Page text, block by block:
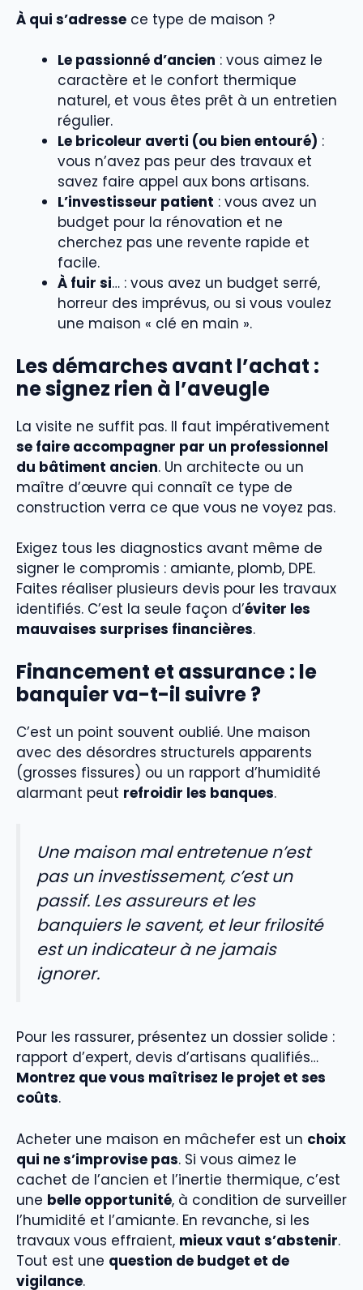
À qui s’adresse ce type de maison ?
Le passionné d’ancien : vous aimez le
caractère et le confort thermique
naturel, et vous êtes prêt à un entretien
régulier.
Le bricoleur averti (ou bien entouré) :
vous n’avez pas peur des travaux et
savez faire appel aux bons artisans.
L’investisseur patient : vous avez un
budget pour la rénovation et ne
cherchez pas une revente rapide et
facile.
À fuir si… : vous avez un budget serré,
horreur des imprévus, ou si vous voulez
une maison « clé en main ».
Les démarches avant l’achat :
ne signez rien à l’aveugle
La visite ne suffit pas. Il faut impérativement
se faire accompagner par un professionnel
du bâtiment ancien. Un architecte ou un
maître d’œuvre qui connaît ce type de
construction verra ce que vous ne voyez pas.
Exigez tous les diagnostics avant même de
signer le compromis : amiante, plomb, DPE.
Faites réaliser plusieurs devis pour les travaux
identifiés. C’est la seule façon d’éviter les
mauvaises surprises financières.
Financement et assurance : le
banquier va-t-il suivre ?
C’est un point souvent oublié. Une maison
avec des désordres structurels apparents
(grosses fissures) ou un rapport d’humidité
alarmant peut refroidir les banques.
Une maison mal entretenue n’est
pas un investissement, c’est un
passif. Les assureurs et les
banquiers le savent, et leur frilosité
est un indicateur à ne jamais
ignorer.
Pour les rassurer, présentez un dossier solide :
rapport d’expert, devis d’artisans qualifiés…
Montrez que vous maîtrisez le projet et ses
coûts.
Acheter une maison en mâchefer est un choix
qui ne s’improvise pas. Si vous aimez le
cachet de l’ancien et l’inertie thermique, c’est
une belle opportunité, à condition de surveiller
l’humidité et l’amiante. En revanche, si les
travaux vous effraient, mieux vaut s’abstenir.
Tout est une question de budget et de
vigilance.